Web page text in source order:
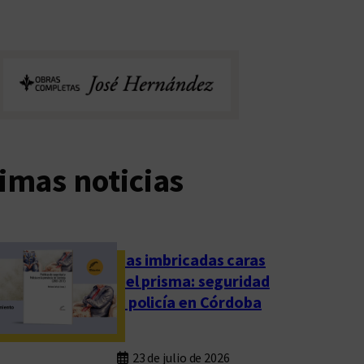
noticias
Las imbricadas caras
del prisma: seguridad
y policía en Córdoba
23 de julio de 2026